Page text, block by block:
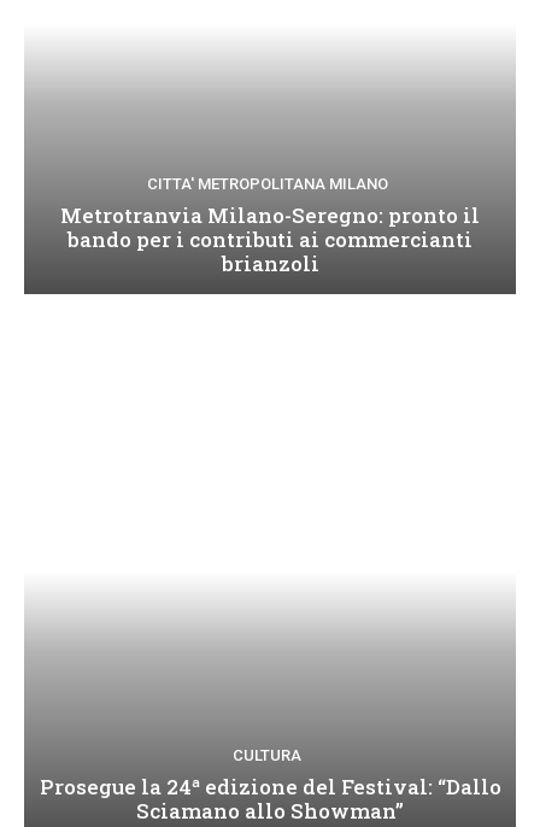
CITTA' METROPOLITANA MILANO
Metrotranvia Milano-Seregno: pronto il
bando per i contributi ai commercianti
brianzoli
CULTURA
Prosegue la 24ª edizione del Festival: “Dallo
Sciamano allo Showman”